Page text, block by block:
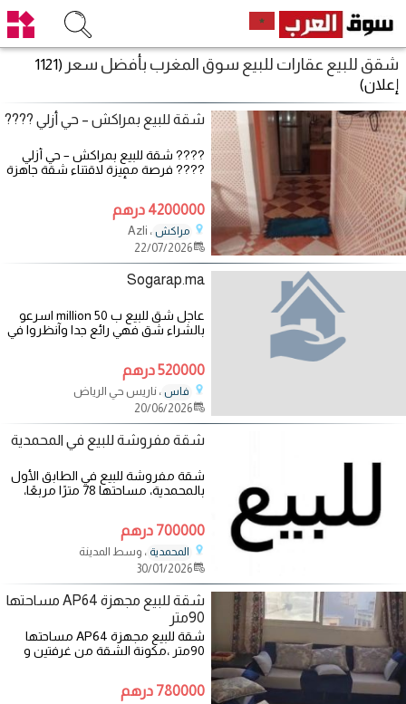
شقق للبيع عقارات للبيع سوق المغرب بأفضل سعر
(1121
إعلان)
شقة للبيع بمراكش – حي أزلي ????
???? شقة للبيع بمراكش – حي أزلي
???? فرصة مميزة لاقتناء شقة جاهزة
4200000 درهم
مراكش ، Azli
22/07/2026
Sogarap.ma
عاجل شق للبيع ب 50 million اسرعو
بالشراء شق فهي رائع جدا وآنظروا في
520000 درهم
فاس ، ناريس حي الرياض
20/06/2026
شقة مفروشة للبيع في المحمدية
شقة مفروشة للبيع في الطابق الأول
بالمحمدية، مساحتها 78 مترًا مربعًا،
700000 درهم
المحمدية ، وسط المدينة
30/01/2026
شقة للبيع مجهزة AP64 مساحتها
90متر
شقة للبيع مجهزة AP64 مساحتها
90متر ،مكونة الشقة من غرفتين و
780000 درهم